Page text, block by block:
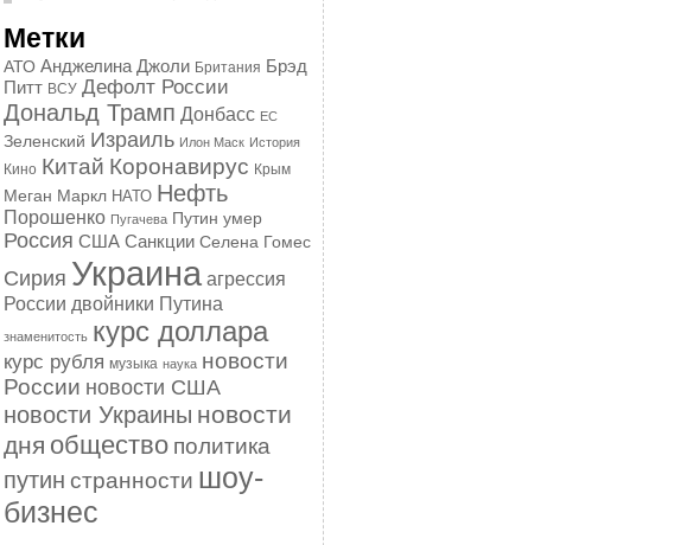
Метки
АТО Анджелина Джоли Британия Брэд
Питт ВСУ Дефолт России
Дональд Трамп Донбасс ЕС
Зеленский Израиль Илон Маск История
Кино Китай Коронавирус Крым
Меган Маркл НАТО Нефть
Порошенко Пугачева Путин умер
Россия США Санкции Селена Гомес
Сирия Украина агрессия
России двойники Путина
знаменитость курс доллара
курс рубля музыка наука новости
России новости США
новости Украины новости
дня общество политика
путин странности шоу-
бизнес